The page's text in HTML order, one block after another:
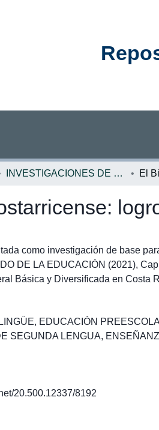
INVESTIGACIONES DE BASE EE
como investigación de base
DE LA EDUCACIÓN (2021),
Básica y Diversificada en Costa
, EDUCACIÓN
SEGUNDA LENGUA,
20.500.12337/8192